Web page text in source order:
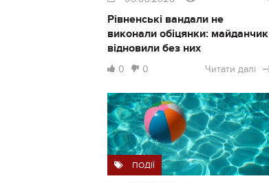
Рівненські вандали не
виконали обіцянки: майданчик
відновили без них
0 0 Читати далі
ПОДІЇ